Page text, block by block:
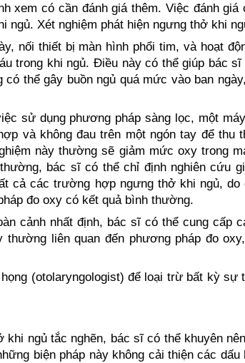
xem có cần đánh giá thêm. Việc đánh
Xét nghiệm phát hiện ngưng thở khi
nối thiết bị màn hình phổi tim, và hoạt
trong khi ngủ. Điều này có thể giúp bác
thể gây buồn ngủ quá mức vào ban
sử dụng phương pháp sàng lọc, một
và không đau trên một ngón tay để thu
này thường sẽ giảm mức oxy trong
bác sĩ có thể chỉ định nghiên cứu
cả các trường hợp ngưng thở khi ngủ,
đo oxy có kết quả bình thường.
cảnh nhất định, bác sĩ có thể cung cấp
thường liên quan đến phương pháp đo
(otolaryngologist) để loại trừ bất kỳ sự
tắc nghẽn, bác sĩ có thể khuyên nên
biện pháp này không cải thiện các